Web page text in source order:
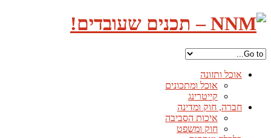
אוכל ותזונה
אוכל ומתכונים
קייטרינג
חברה, חוק ומדינה
איכות הסביבה
חוק ומשפט